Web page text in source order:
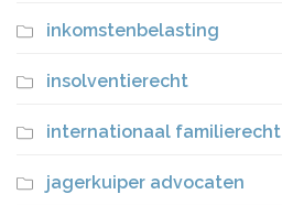
inkomstenbelasting
insolventierecht
internationaal familierecht
jagerkuiper advocaten